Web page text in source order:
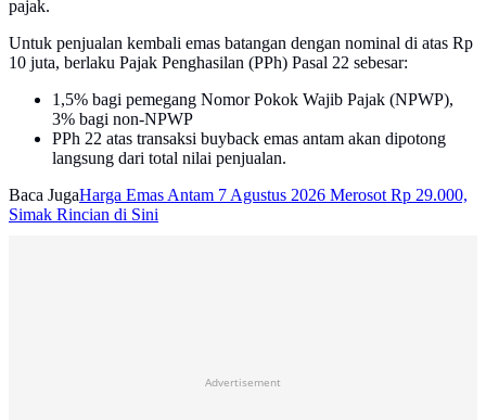
pajak.
Untuk penjualan kembali emas batangan dengan nominal di atas Rp
10 juta, berlaku Pajak Penghasilan (PPh) Pasal 22 sebesar:
1,5% bagi pemegang Nomor Pokok Wajib Pajak (NPWP),
3% bagi non-NPWP
PPh 22 atas transaksi buyback emas antam akan dipotong
langsung dari total nilai penjualan.
Baca JugaHarga Emas Antam 7 Agustus 2026 Merosot Rp 29.000,
Simak Rincian di Sini
Advertisement